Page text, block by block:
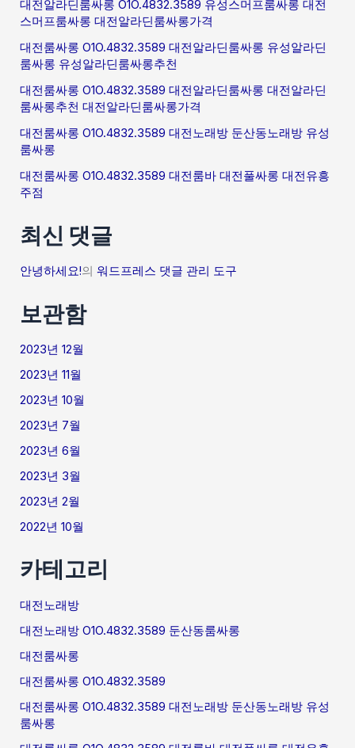
대전알라딘룸싸롱 O1O.4832.3589 유성스머프룸싸롱 대전
스머프룸싸롱 대전알라딘룸싸롱가격
대전룸싸롱 O1O.4832.3589 대전알라딘룸싸롱 유성알라딘
룸싸롱 유성알라딘룸싸롱추천
대전룸싸롱 O1O.4832.3589 대전알라딘룸싸롱 대전알라딘
룸싸롱추천 대전알라딘룸싸롱가격
대전룸싸롱 O1O.4832.3589 대전노래방 둔산동노래방 유성
룸싸롱
대전룸싸롱 O1O.4832.3589 대전룸바 대전풀싸롱 대전유흥
주점
최신 댓글
안녕하세요!의워드프레스 댓글 관리 도구
보관함
2023년 12월
2023년 11월
2023년 10월
2023년 7월
2023년 6월
2023년 3월
2023년 2월
2022년 10월
카테고리
대전노래방
대전노래방 O1O.4832.3589 둔산동룸싸롱
대전룸싸롱
대전룸싸롱 O1O.4832.3589
대전룸싸롱 O1O.4832.3589 대전노래방 둔산동노래방 유성
룸싸롱